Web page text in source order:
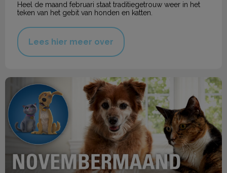
Heel de maand februari staat traditiegetrouw weer in het
teken van het gebit van honden en katten.
Lees hier meer over
November Diabetesmaand